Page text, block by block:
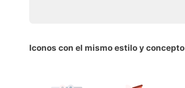
Iconos con el mismo estilo y concepto